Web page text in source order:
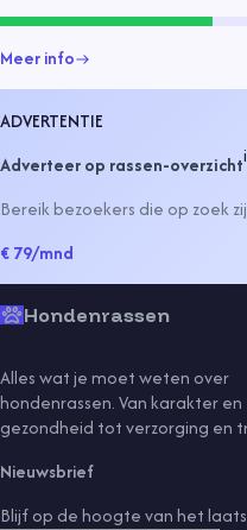
Meer info
ADVERTENTIE
Adverteer op rassen-overzicht
Bereik bezoekers die op zoek
€ 79/mnd
Hondenrassen
Alles wat je moet weten over
hondenrassen. Van karakter en
gezondheid tot verzorging en
Nieuwsbrief
Blijf op de hoogte van het